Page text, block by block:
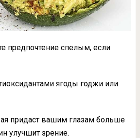
предпочтение спелым, если
ягоды годжи или
придаст вашим глазам больше
улучшит зрение.